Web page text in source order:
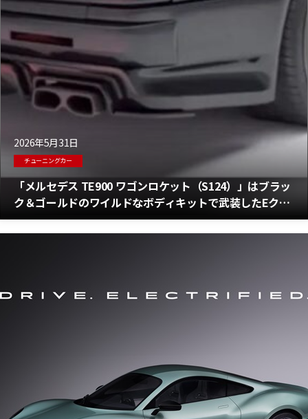
2026年5月31日
チューニングカー
「メルセデス TE900 ワゴンロケット（S124）」はブラッ
ク＆ゴールドのワイルドなボディキットで武装したEクラ
スワゴン